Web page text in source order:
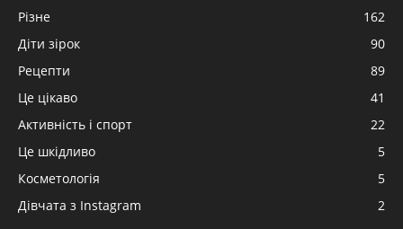
Різне
162
Діти зірок
90
Рецепти
89
Це цікаво
41
Активність і спорт
22
Це шкідливо
5
Косметологія
5
Дівчата з Instagram
2